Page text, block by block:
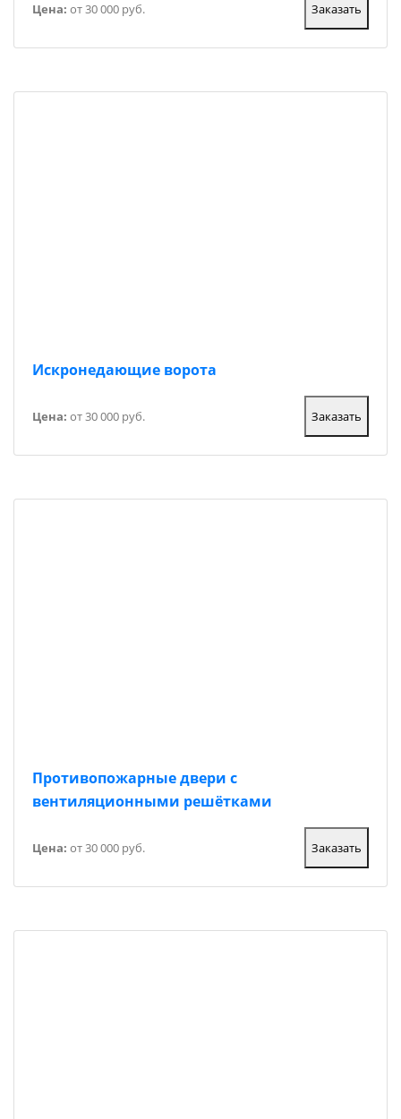
Цена: от 30 000 руб. Заказать
Искронедающие ворота
Цена: от 30 000 руб. Заказать
Противопожарные двери с
вентиляционными решётками
Цена: от 30 000 руб. Заказать